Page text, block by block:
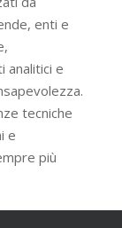
enti e
e
tecniche
e
più